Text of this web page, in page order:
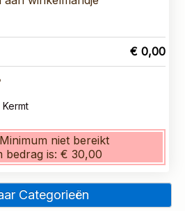
€ 0,00
Kermt
Minimum niet bereikt
bedrag is: € 30,00
Categorieën